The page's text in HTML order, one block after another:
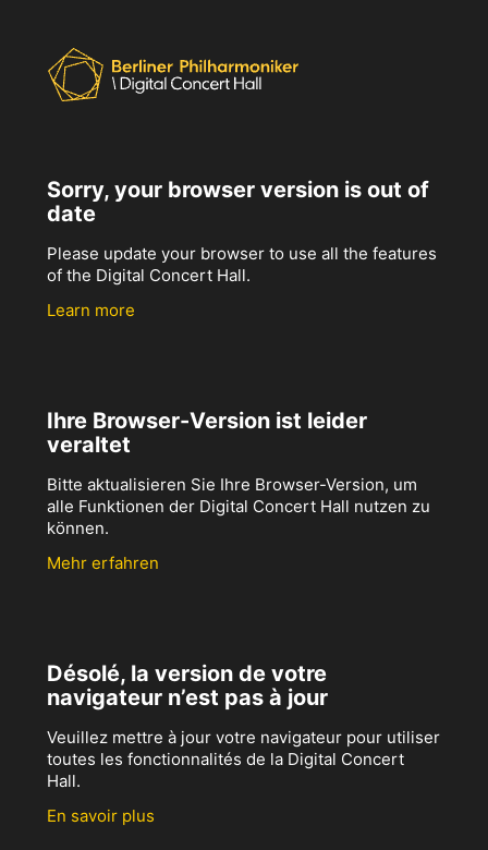
Sorry, your browser version is out of
date
Please update your browser to use all the features
of the Digital Concert Hall.
Learn more
Ihre Browser-Version ist leider
veraltet
Bitte aktualisieren Sie Ihre Browser-Version, um
alle Funktionen der Digital Concert Hall nutzen zu
können.
Mehr erfahren
Désolé, la version de votre
navigateur n’est pas à jour
Veuillez mettre à jour votre navigateur pour utiliser
toutes les fonctionnalités de la Digital Concert
Hall.
En savoir plus